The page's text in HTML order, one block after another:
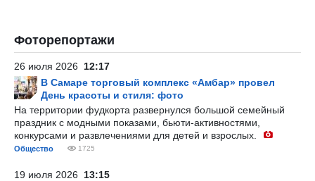
Фоторепортажи
26 июля 2026 12:17
В Самаре торговый комплекс «Амбар» провел
День красоты и стиля: фото
На территории фудкорта развернулся большой семейный
праздник с модными показами, бьюти-активностями,
конкурсами и развлечениями для детей и взрослых.
Общество 1725
19 июля 2026 13:15